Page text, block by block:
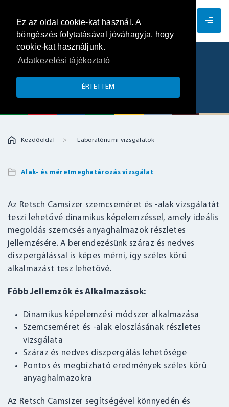
Ez az oldal cookie-kat használ. A
böngészés folytatásával jóváhagyja, hogy
cookie-kat használjunk.
Adatkezelési tájékoztató
ÉRTETTEM
dinamikus képelemzéssel
Kezdőoldal Laboratóriumi vizsgálatok
Alak- és méretmeghatározás vizsgálat
Az Retsch Camsizer szemcseméret és -alak vizsgálatát
teszi lehetővé dinamikus képelemzéssel, amely ideális
megoldás szemcsés anyaghalmazok részletes
jellemzésére. A berendezésünk száraz és nedves
diszpergálással is képes mérni, így széles körű
alkalmazást tesz lehetővé.
Főbb Jellemzők és Alkalmazások:
Dinamikus képelemzési módszer alkalmazása
Szemcseméret és -alak eloszlásának részletes
vizsgálata
Száraz és nedves diszpergálás lehetősége
Pontos és megbízható eredmények széles körű
anyaghalmazokra
Az Retsch Camsizer segítségével könnyedén és